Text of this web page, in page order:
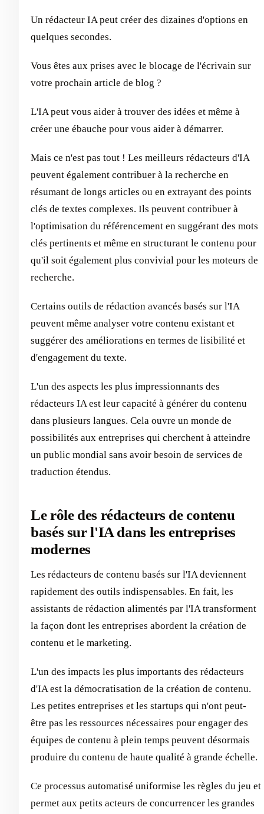
Un rédacteur IA peut créer des dizaines d'options en
quelques secondes.
Vous êtes aux prises avec le blocage de l'écrivain sur
votre prochain article de blog ?
L'IA peut vous aider à trouver des idées et même à
créer une ébauche pour vous aider à démarrer.
Mais ce n'est pas tout ! Les meilleurs rédacteurs d'IA
peuvent également contribuer à la recherche en
résumant de longs articles ou en extrayant des points
clés de textes complexes. Ils peuvent contribuer à
l'optimisation du référencement en suggérant des mots
clés pertinents et même en structurant le contenu pour
qu'il soit également plus convivial pour les moteurs de
recherche.
Certains outils de rédaction avancés basés sur l'IA
peuvent même analyser votre contenu existant et
suggérer des améliorations en termes de lisibilité et
d'engagement du texte.
L'un des aspects les plus impressionnants des
rédacteurs IA est leur capacité à générer du contenu
dans plusieurs langues. Cela ouvre un monde de
possibilités aux entreprises qui cherchent à atteindre
un public mondial sans avoir besoin de services de
traduction étendus.
Le rôle des rédacteurs de contenu
basés sur l'IA dans les entreprises
modernes
Les rédacteurs de contenu basés sur l'IA deviennent
rapidement des outils indispensables. En fait, les
assistants de rédaction alimentés par l'IA transforment
la façon dont les entreprises abordent la création de
contenu et le marketing.
L'un des impacts les plus importants des rédacteurs
d'IA est la démocratisation de la création de contenu.
Les petites entreprises et les startups qui n'ont peut-
être pas les ressources nécessaires pour engager des
équipes de contenu à plein temps peuvent désormais
produire du contenu de haute qualité à grande échelle.
Ce processus automatisé uniformise les règles du jeu et
permet aux petits acteurs de concurrencer les grandes